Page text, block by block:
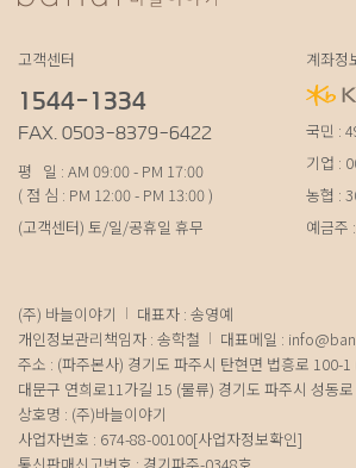
고객센터
1544-1334
FAX. 0503-8379-6422
평 일 : AM 09:00 - PM 17:00
( 점 심 : PM 12:00 - PM 13:00 )
(고객센터) 토/일/공휴일 휴무
계좌정
국민 :
기업 :
농협 :
예금주
(주) 바늘이야기
대표자 : 송영예
개인정보관리책임자 : 송학철
대표메일 :
주소 : (파주본사) 경기도 파주시 탄현면 법흥로 100-
대문구 연희로11가길 15 (물류) 경기도 파주시 성동
상호명 : (주)바늘이야기
사업자번호 : 674-88-00100[사업자정보확인]